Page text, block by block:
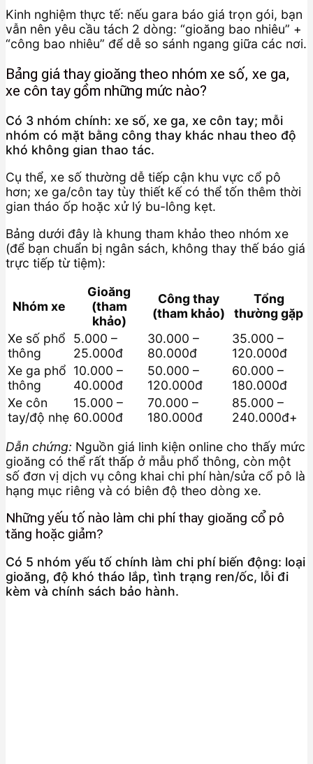
Kinh nghiệm thực tế: nếu gara báo giá trọn gói, bạn
vẫn nên yêu cầu tách 2 dòng: “gioăng bao nhiêu” +
“công bao nhiêu” để dễ so sánh ngang giữa các nơi.
Bảng giá thay gioăng theo nhóm xe số, xe ga,
xe côn tay gồm những mức nào?
Có 3 nhóm chính: xe số, xe ga, xe côn tay; mỗi
nhóm có mặt bằng công thay khác nhau theo độ
khó không gian thao tác.
Cụ thể, xe số thường dễ tiếp cận khu vực cổ pô
hơn; xe ga/côn tay tùy thiết kế có thể tốn thêm thời
gian tháo ốp hoặc xử lý bu-lông kẹt.
Bảng dưới đây là khung tham khảo theo nhóm xe
(để bạn chuẩn bị ngân sách, không thay thế báo giá
trực tiếp từ tiệm):
Nhóm xe
Gioăng
(tham
khảo)
Công thay
(tham khảo)
Tổng
thường gặp
Xe số phổ
thông
5.000 –
25.000đ
30.000 –
80.000đ
35.000 –
120.000đ
Xe ga phổ
thông
10.000 –
40.000đ
50.000 –
120.000đ
60.000 –
180.000đ
Xe côn
tay/độ nhẹ
15.000 –
60.000đ
70.000 –
180.000đ
85.000 –
240.000đ+
Dẫn chứng: Nguồn giá linh kiện online cho thấy mức
gioăng có thể rất thấp ở mẫu phổ thông, còn một
số đơn vị dịch vụ công khai chi phí hàn/sửa cổ pô là
hạng mục riêng và có biên độ theo dòng xe.
Những yếu tố nào làm chi phí thay gioăng cổ pô
tăng hoặc giảm?
Có 5 nhóm yếu tố chính làm chi phí biến động: loại
gioăng, độ khó tháo lắp, tình trạng ren/ốc, lỗi đi
kèm và chính sách bảo hành.